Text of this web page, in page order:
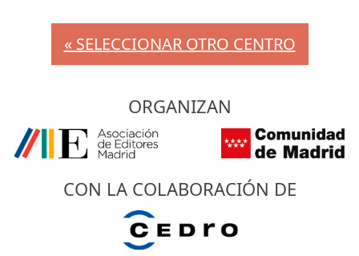
« SELECCIONAR OTRO CENTRO
ORGANIZAN
CON LA COLABORACIÓN DE